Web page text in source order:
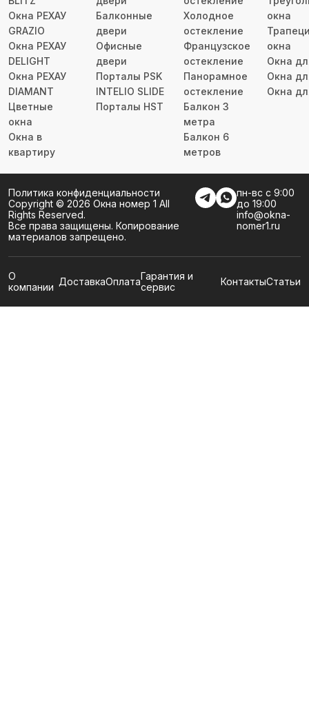
Окна РЕХАУ
GRAZIO
Окна РЕХАУ
DELIGHT
Окна РЕХАУ
DIAMANT
Цветные
окна
Окна в
квартиру
Балконные
двери
Офисные
двери
Порталы PSK
INTELIO SLIDE
Порталы HST
Холодное
остекление
Французское
остекление
Панорамное
остекление
Балкон 3
метра
Балкон 6
метров
окна
окна
Окна
Окна
Окна
Политика конфиденциальности
Copyright © 2026 Окна номер 1 All
Rights Reserved.
Все права защищены. Копирование
материалов запрещено.
пн-вс с 9:00
до 19:00
info@okna-
nomer1.ru
О
компании ДоставкаОплатаГарантия и
сервис
КонтактыСтатьи